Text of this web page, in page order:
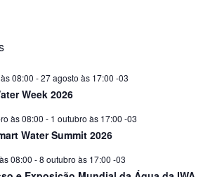
08:00 -27 agosto às 17:00 -03
Week 2026
às 08:00 - 1 outubro às 17:00 -03
Water Summit 2026
08:00 -8 outubro às 17:00 -03